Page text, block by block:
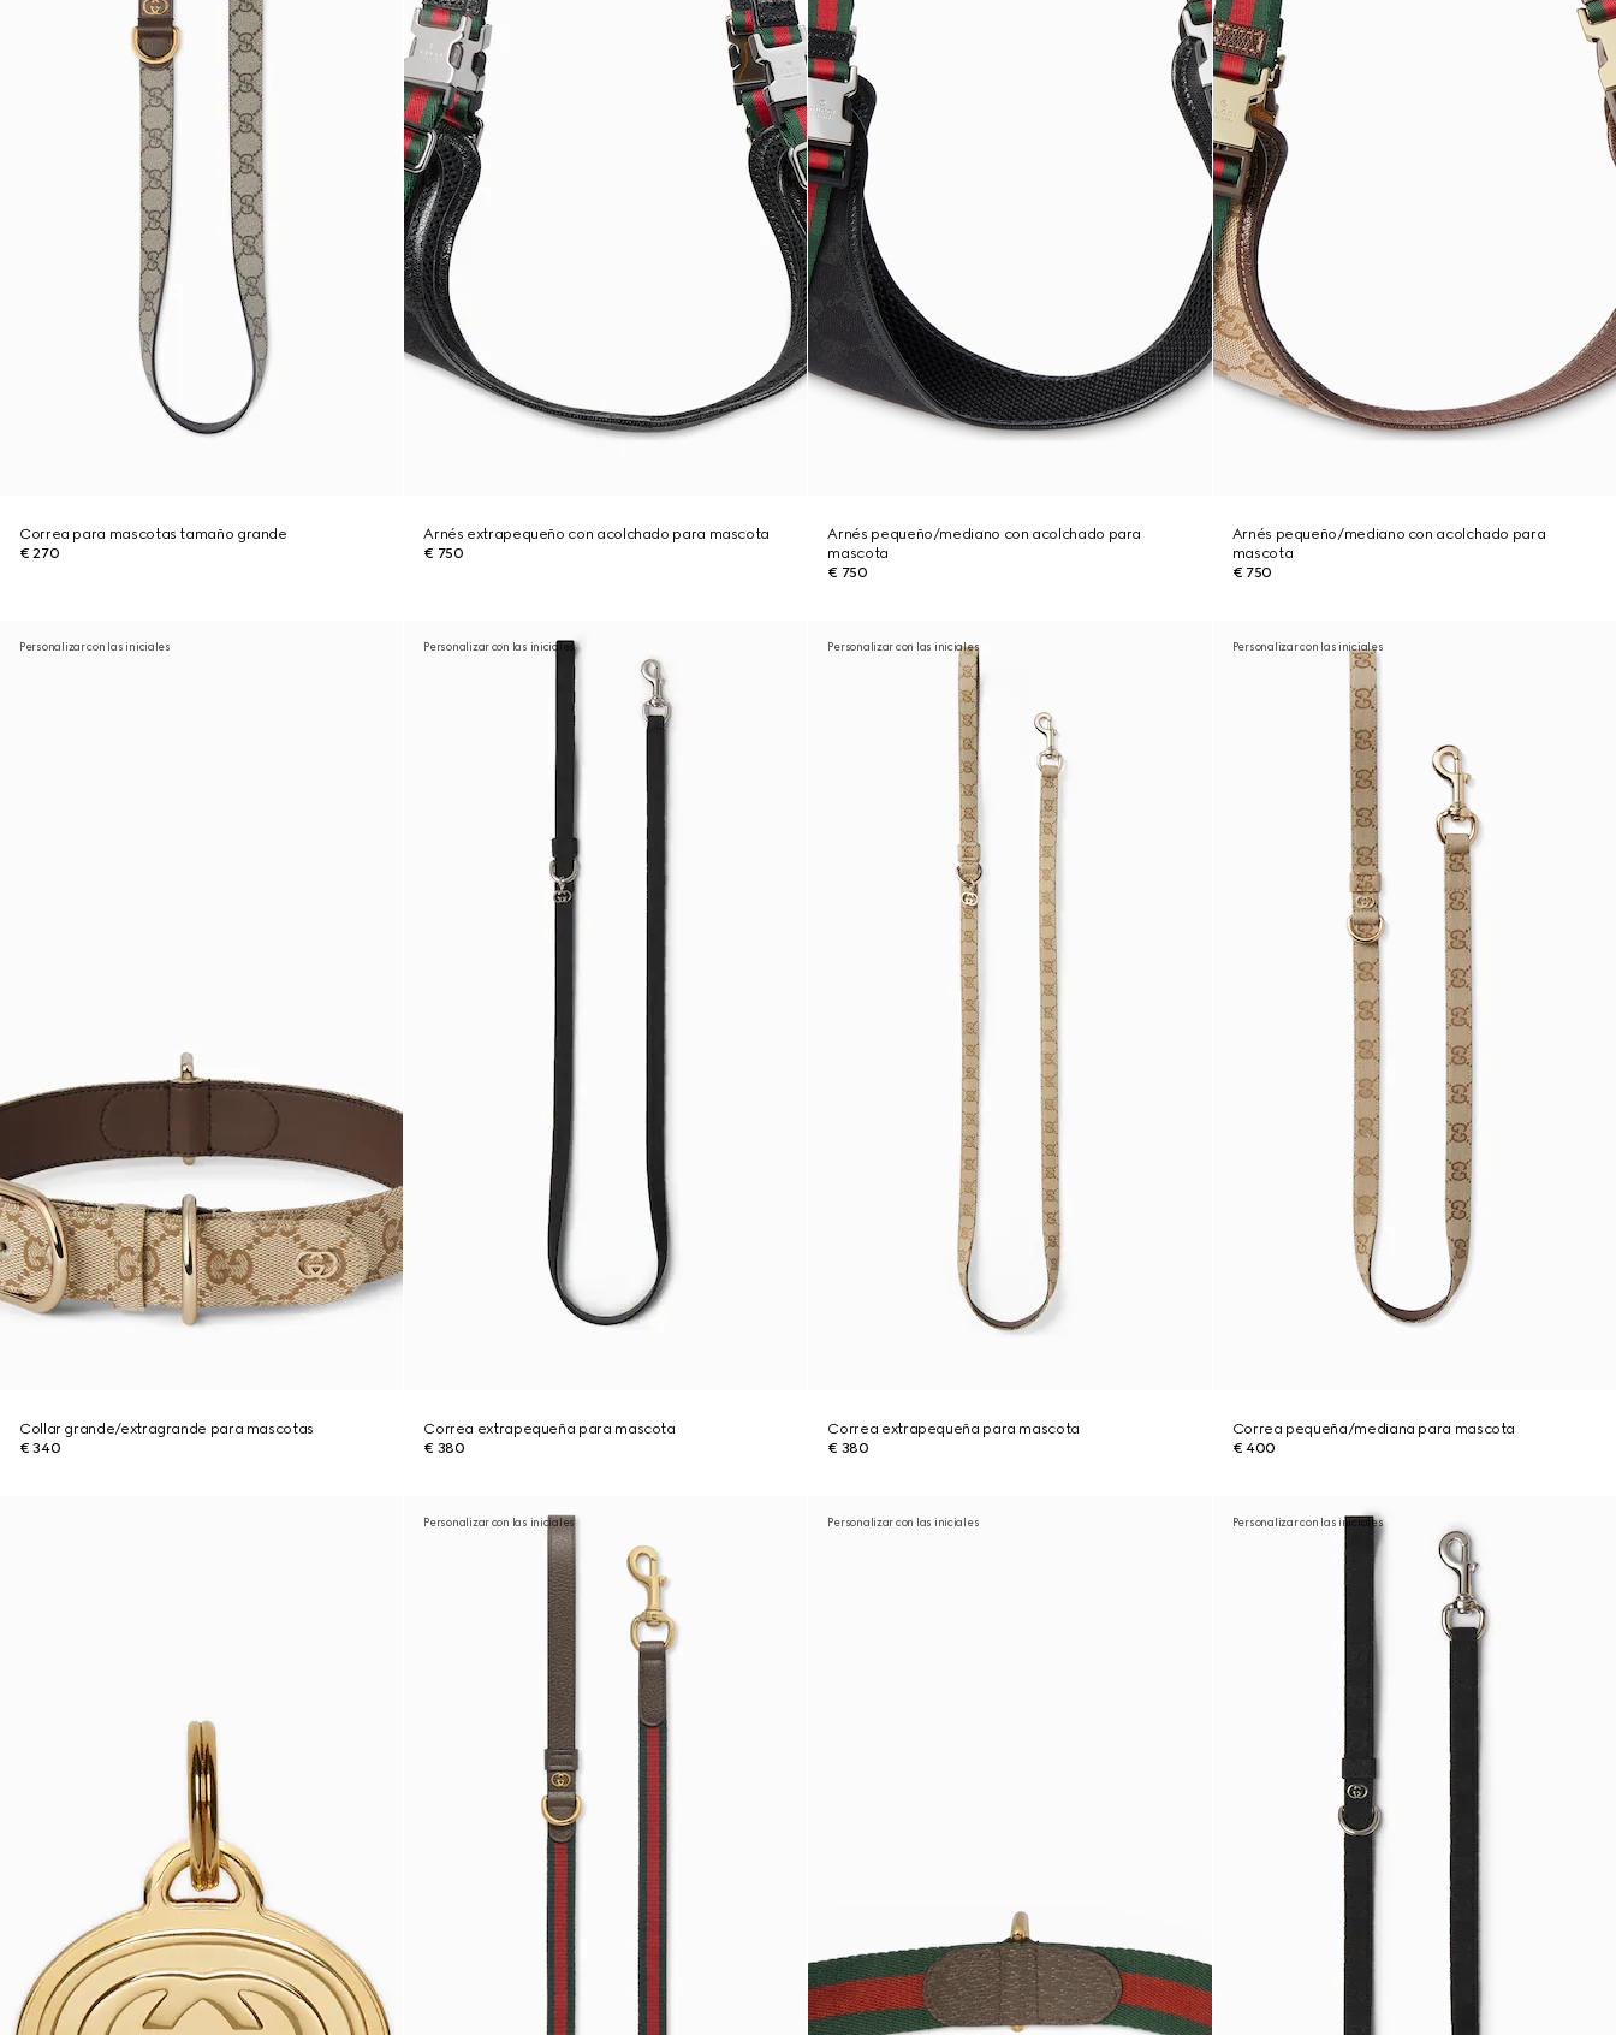
Correa para mascotas tamaño grande
€ 270
Arnés extrapequeño con acolchado para mascota
€ 750
Arnés pequeño/mediano con acolchado para
mascota
€ 750
Arnés pequeño/mediano con acolchado para
mascota
€ 750
Personalizar con las iniciales
Collar grande/extragrande para mascotas
€ 340
Personalizar con las iniciales
Correa extrapequeña para mascota
€ 380
Personalizar con las iniciales
Correa extrapequeña para mascota
€ 380
Personalizar con las iniciales
Correa pequeña/mediana para mascota
€ 400
Personalizar con las iniciales Personalizar con las iniciales Personalizar con las iniciales